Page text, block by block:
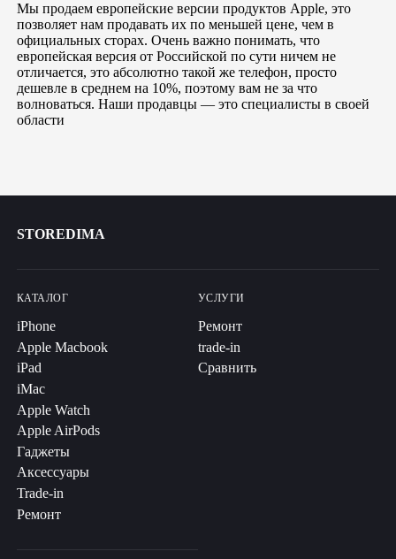
Мы продаем европейские версии продуктов Apple, это
позволяет нам продавать их по меньшей цене, чем в
официальных сторах. Очень важно понимать, что
европейская версия от Российской по сути ничем не
отличается, это абсолютно такой же телефон, просто
дешевле в среднем на 10%, поэтому вам не за что
волноваться. Наши продавцы — это специалисты в своей
области
STOREDIMA
КАТАЛОГ
iPhone
Apple Macbook
iPad
iMac
Apple Watch
Apple AirPods
Гаджеты
Аксессуары
Trade-in
Ремонт
УСЛУГИ
Ремонт
trade-in
Сравнить